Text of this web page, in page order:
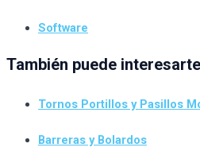
Software
También puede interesarte
Tornos Portillos y Pasillos
Barreras y Bolardos